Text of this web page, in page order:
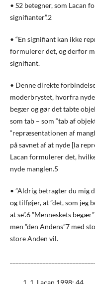
• S2 betegner, som Lacan
signifianter”.2
• “En signifiant kan ikke
formulerer det, og derfor
signifiant.
• Denne direkte
moderbrystet, hvorfra
begær og gør det tabte
som tab – som “tab af
“repræsentationen af
på savnet af at nyde [la
Lacan formulerer det,
nyde manglen.5
• ”Aldrig betragter du mig
og tilføjer, at ”det, som jeg
at se”.6 ”Menneskets
men ”den Andens”7 med
store Anden vil.